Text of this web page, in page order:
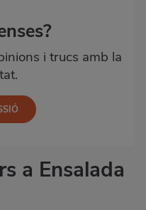
i trucs amb la
a Ensalada